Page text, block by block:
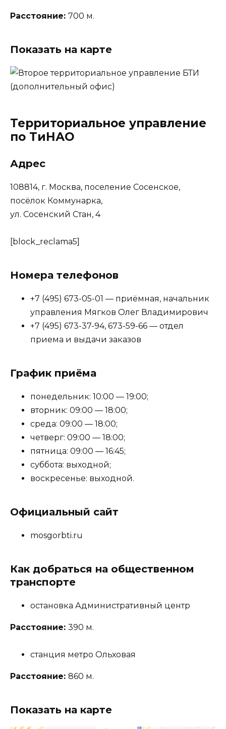
Расстояние: 700 м.
Показать на карте
Территориальное управление
по ТиНАО
Адрес
108814, г. Москва, поселение Сосенское,
посёлок Коммунарка,
ул. Сосенский Стан, 4
[block_reclama5]
Номера телефонов
+7 (495) 673-05-01 — приёмная, начальник
управления Мягков Олег Владимирович
+7 (495) 673-37-94, 673-59-66 — отдел
приема и выдачи заказов
График приёма
понедельник: 10:00 — 19:00;
вторник: 09:00 — 18:00;
среда: 09:00 — 18:00;
четверг: 09:00 — 18:00;
пятница: 09:00 — 16:45;
суббота: выходной;
воскресенье: выходной.
Официальный сайт
mosgorbti.ru
Как добраться на общественном
транспорте
остановка Административный центр
Расстояние: 390 м.
станция метро Ольховая
Расстояние: 860 м.
Показать на карте